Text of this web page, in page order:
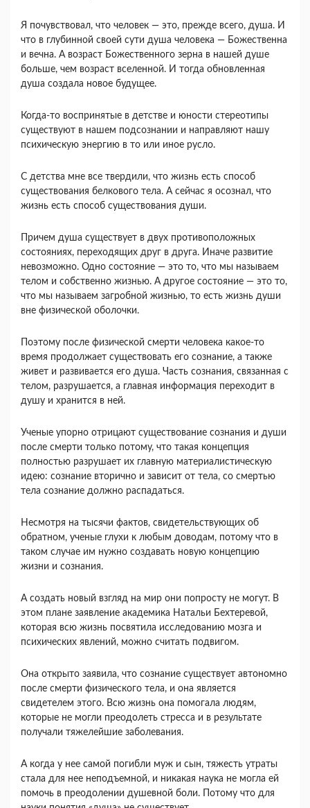
Я почувствовал, что человек — это, прежде всего, душа. И
что в глубинной своей сути душа челове­ка — Божественна
и вечна. А возраст Божествен­ного зерна в нашей душе
больше, чем возраст все­ленной. И тогда обновленная
душа создала новое будущее.
Когда-то воспринятые в детстве и юности стерео­типы
существуют в нашем подсознании и направ­ляют нашу
психическую энергию в то или иное русло.
С детства мне все твердили, что жизнь есть способ
существования белкового тела. А сейчас я осознал, что
жизнь есть способ существования души.
Причем душа существует в двух противопо­ложных
состояниях, переходящих друг в друга. Иначе развитие
невозможно. Одно состояние — это то, что мы называем
телом и собственно жизнью. А другое состояние — это то,
что мы на­зываем загробной жизнью, то есть жизнь души
вне физической оболочки.
Поэтому после физиче­ской смерти человека какое-то
время продолжает существовать его сознание, а также
живет и разви­вается его душа. Часть сознания, связанная с
те­лом, разрушается, а главная информация перехо­дит в
душу и хранится в ней.
Ученые упорно отрицают существование созна­ния и души
после смерти только потому, что такая концепция
полностью разрушает их главную мате­риалистическую
идею: сознание вторично и зави­сит от тела, со смертью
тела сознание должно рас­падаться.
Несмотря на тысячи фактов, свидетель­ствующих об
обратном, ученые глухи к любым доводам, потому что в
таком случае им нужно со­здавать новую концепцию
жизни и сознания.
А создать новый взгляд на мир они попросту не могут. В
этом плане заявление академика Натальи Бехтеревой,
которая всю жизнь посвятила иссле­дованию мозга и
психических явлений, можно считать подвигом.
Она открыто заявила, что со­знание существует автономно
после смерти физи­ческого тела, и она является
свидетелем этого. Всю жизнь она помогала людям,
которые не мог­ли преодолеть стресса и в результате
получали тя­желейшие заболевания.
А когда у нее самой по­гибли муж и сын, тяжесть утраты
стала для нее неподъемной, и никакая наука не могла ей
помочь в преодолении душевной боли. Потому что для